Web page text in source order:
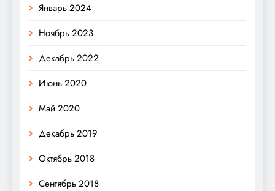
Январь 2024
Ноябрь 2023
Декабрь 2022
Июнь 2020
Май 2020
Декабрь 2019
Октябрь 2018
Сентябрь 2018